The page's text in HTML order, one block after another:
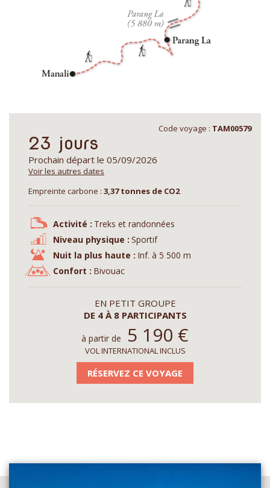
Code voyage : TAM00579
23 jours
Prochain départ le 05/09/2026
Voir les autres dates
Empreinte carbone : 3,37 tonnes de CO2
Activité : Treks et randonnées
Niveau physique : Sportif
Nuit la plus haute : Inf. à 5 500 m
Confort : Bivouac
EN PETIT GROUPE
DE 4 À 8 PARTICIPANTS
à partir de 5 190 €
VOL INTERNATIONAL INCLUS
RÉSERVEZ CE VOYAGE